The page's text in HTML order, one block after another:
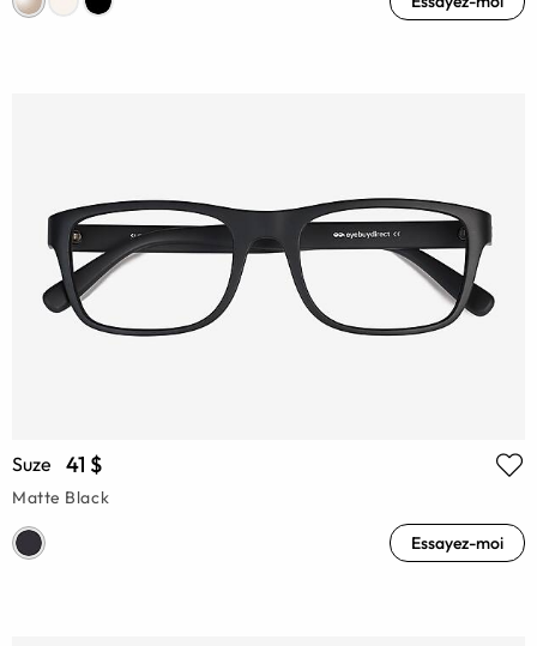
Suze 41 $
Matte Black
Essayez-moi